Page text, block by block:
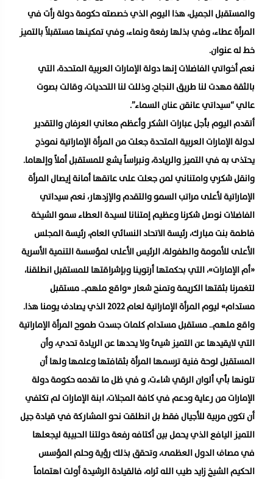
والمستقبل الجميل، هذا اليوم الذي خصصته حكومة دولة رأت في
المرأة عطاء، وفي بذلها رفعة ونماء، وفي تمكينها مستقبلاٌ بالتميز
خط له عنوان.
نعم أخواتي الفاضلات إنها دولة الإمارات العربية المتحدة، التي
بالثقة مهدت لنا طريق النجاح، وذللت لنا التحديات، وقالت بصوت
عالي “سيداتي عانقن عنان السماء”.
أتقدم اليوم بأجل عبارات الشكر وأعظم معاني العرفان والتقدير
لدولة الإمارات العربية المتحدة جعلت من المرأة الإماراتية نموذج
يحتذى به في التميز والريادة، ونبراساً يشع للمستقبل أملاً وإلهاما.
وانقل شكري وامتناني لمن جعلت على عاتقها أمانة إيصال المرأة
الإماراتية لأعلى مراتب السمو والتقدم والإزدهار، نعم سيداتي
الفاضلات نوصل شكرنا وعظيم إمتنانا لسيدة العطاء سمو الشيخة
فاطمة بنت مبارك، رئيسة الاتحاد النسائي العام، رئيسة المجلس
الأعلى للأمومة والطفولة، الرئيس الأعلى لمؤسسة التنمية الأسرية
«أم الإمارات»، التي بحكمتها أرتوينا وبإشراقتها للمستقبل انطلقنا،
لتغمرنا بثقتها الكريمة وتمنح شعار «واقع ملهم.. مستقبل
مستدام» ليوم المرأة الإماراتية لعام 2022 الذي يصادف يومنا هذا.
واقع ملهم.. مستقبل مستدام كلمات جسدت طموح المرأة الإماراتية
التي لايقيدها عن التميز شيئ ولا يحدها عن الريادة تحدي، وأن
المستقبل لوحة فنية ترسمها المرأة بثقافتها وعلمها ولها أن
تلونها بأي ألوان الرقي شاءت، و في ظل ما تقدمه حكومة دولة
الإمارات من رعاية ودعم في كافة المجلات، ابنة الإمارات لم تكتفي
أن تكون مربية للأجيال فقط بل انطلقت نحو المشاركة في قيادة جيل
التميز اليافع الذي يحمل بين أكتافه رفعة دولتنا الحبيبة ليجعلها
في مصاف الدول العظمى، وتحقق بذلك رؤية وحلم المؤسس
الحكيم الشيخ زايد طيب الله ثراه، فالقيادة الرشيدة أولت اهتماماً